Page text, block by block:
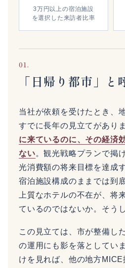
3万円以上の宿泊施設
を選択した来訪者比率
01.
「日帰り都市」と
当社が依頼を受けたとき、
すでに長年の見立てがあり
に来ているのに、その経済
ない。観光戦略プランで掲
光消費額の将来目標を達成
宿泊施設構成のままでは到
上質なホテルの不在が、将
ているのではないか。そう
この見立ては、市が整備し
の運用にも影を落としてい
けを見れば、他の地方